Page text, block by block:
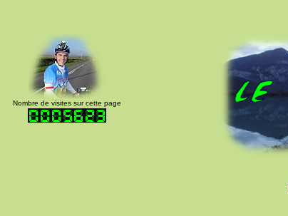
Nombre de visites sur cette page